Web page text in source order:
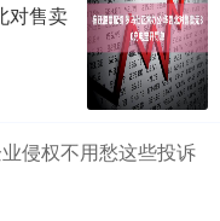
对售卖
侵权不用愁这些投诉